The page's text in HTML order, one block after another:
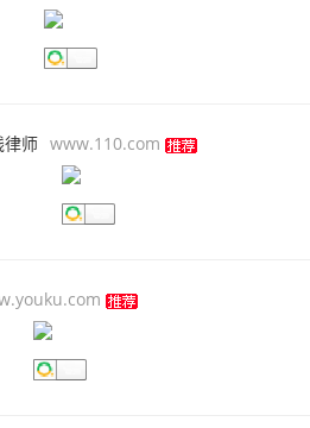
律师 www.110.com